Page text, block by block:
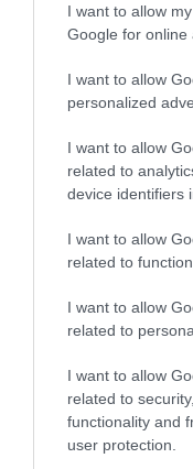
I want to allow
Google for online
I want to allow
personalized
I want to allow
related to
device identifiers
I want to allow
related to
I want to allow
related to
I want to allow
related to
functionality and
user protection.